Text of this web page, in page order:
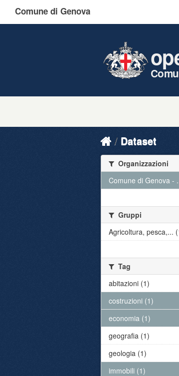
Comune di Genova
Dataset
Organizzazioni
Comune di Genova -
Gruppi
Agricoltura, pesca,...
Tag
abitazioni (1)
costruzioni (1)
economia (1)
geografia (1)
geologia (1)
immobili (1)